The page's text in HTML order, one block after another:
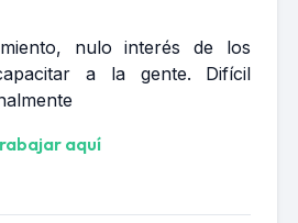
nulo interés de los
a la gente. Difícil
aquí